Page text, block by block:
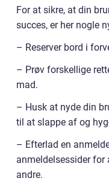
For at sikre, at din
succes, er her nogle
– Reserver bord i
– Prøv forskellige
mad.
– Husk at nyde din
til at slappe af og
– Efterlad en
anmeldelsessider for
andre.